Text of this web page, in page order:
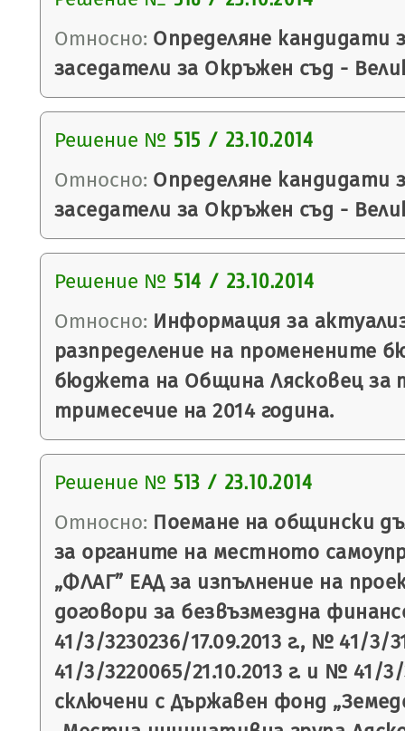
Относно: Определяне кандидати
заседатели за Окръжен съд -
Решение № 515 / 23.10.2014
Относно: Определяне кандидати
заседатели за Окръжен съд -
Решение № 514 / 23.10.2014
Относно: Информация за
разпределение на променените
бюджета на Община Лясковец
тримесечие на 2014 година.
Решение № 513 / 23.10.2014
Относно: Поемане на общински
за органите на местното
„ФЛАГ” ЕАД за изпълнение на
договори за безвъзмездна
41/3/3230236/17.09.2013 г., № 41/3/
41/3/3220065/21.10.2013 г. и № 41/3/
сключени с Държавен фонд